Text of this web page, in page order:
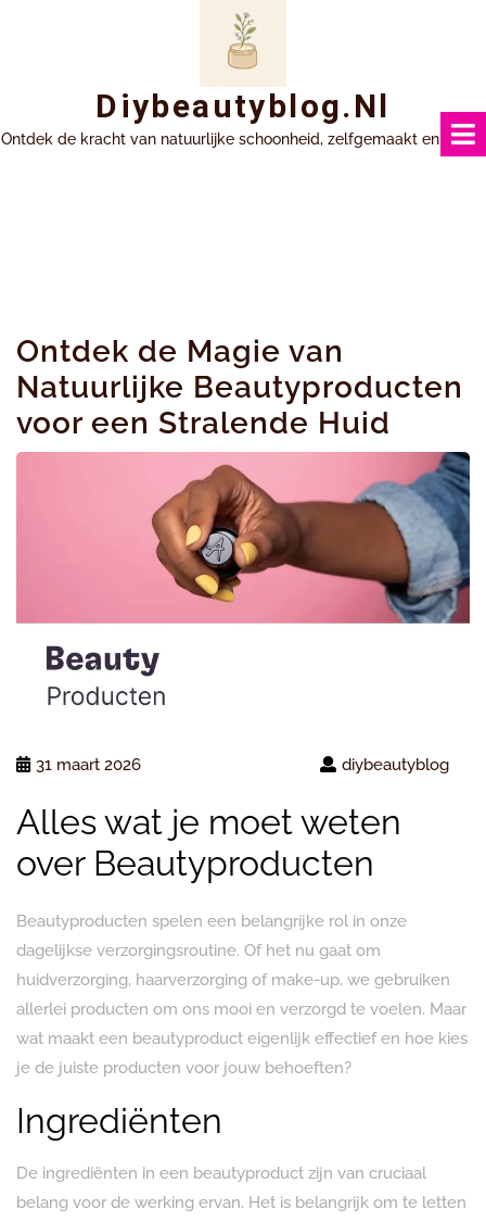
Diybeautyblog.nl
Ontdek de kracht van natuurlijke schoonheid, zelfgemaakt en uniek.
Ontdek de Magie van
Natuurlijke Beautyproducten
voor een Stralende Huid
31 maart 2026 diybeautyblog
Alles wat je moet weten
over Beautyproducten
Beautyproducten spelen een belangrijke rol in onze
dagelijkse verzorgingsroutine. Of het nu gaat om
huidverzorging, haarverzorging of make-up, we gebruiken
allerlei producten om ons mooi en verzorgd te voelen. Maar
wat maakt een beautyproduct eigenlijk effectief en hoe kies
je de juiste producten voor jouw behoeften?
Ingrediënten
De ingrediënten in een beautyproduct zijn van cruciaal
belang voor de werking ervan. Het is belangrijk om te letten